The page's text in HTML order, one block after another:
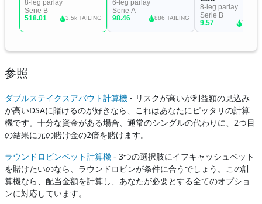
参照
ダブルステイクスアバウト計算機 - リスクが高いが利益額の見込み
が高いDSAに賭けるのが好きなら、これはあなたにピッタリの計算
機です。十分な資金がある場合、通常のシングルの代わりに、2つ目
の結果に元の賭け金の2倍を賭けます。
ラウンドロビンベット計算機 - 3つの選択肢にイフキャッシュベット
を賭けたいのなら、ラウンドロビンが条件に合うでしょう。この計
算機なら、配当金額を計算し、あなたが必要とする全てのオプショ
ンに対応しています。